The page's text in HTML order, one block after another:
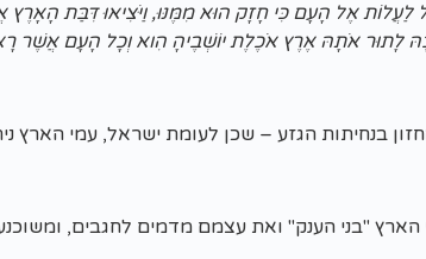
לַעֲלוֹת אֶל הָעָם כִּי חָזָק הוּא מִמֶּנּוּ, וַיֹּצִיאוּ דִּבַּת
לָתוּר אֹתָהּ אֶרֶץ אֹכֶלֶת יוֹשְׁבֶיהָ הִוא וְכָל הָעָם אֲשֶׁר
בנחיתות הגזע – שכן לעומת ישראל, עמי הארץ
"בני הענק" ואת עצמם מדמים לחגבים,